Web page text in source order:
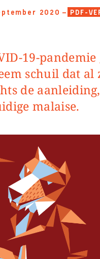
2020 — PDF-
schuil dat al
de
malaise.